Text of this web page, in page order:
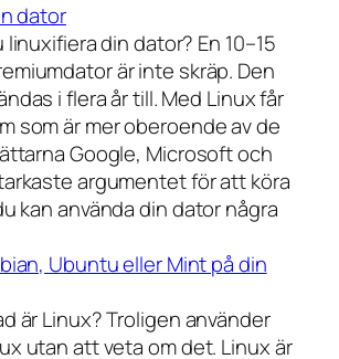
dator
linuxifiera din dator? En 10–15
är inte skräp. Den
i flera år till. Med Linux får
som är mer oberoende av de
Google, Microsoft och
argumentet för att köra
kan använda din dator några
Ubuntu eller Mint på din
är Linux? Troligen använder
utan att veta om det. Linux är